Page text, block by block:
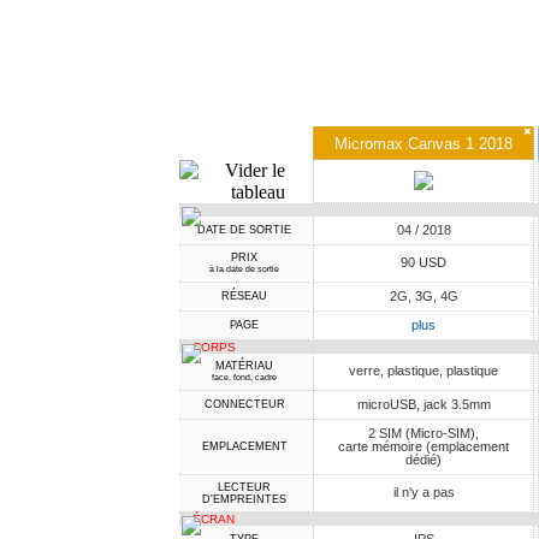
✖
Micromax Canvas 1 2018
DATE DE SORTIE 04 / 2018
PRIX
à la date de sortie 90 USD
RÉSEAU 2G, 3G, 4G
PAGE plus
CORPS
MATÉRIAU
face, fond, cadre verre, plastique, plastique
CONNECTEUR microUSB, jack 3.5mm
EMPLACEMENT
2 SIM (Micro-SIM),
carte mémoire (emplacement
dédié)
LECTEUR
D'EMPREINTES
il n'y a pas
ÉCRAN